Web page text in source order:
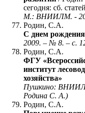
сегодня: сб. статей
М.: ВНИИЛМ. -
Родин, С.А.
С днем
2009. – № 8. – с.
Родин, С.А.
ФГУ
институт
хозяйства»
Пушкино:
Родина С. А.)
Родин, С.А.